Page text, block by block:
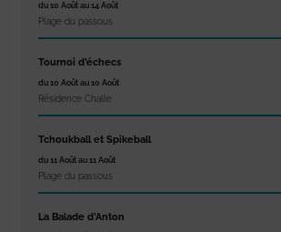
du 10 Août au 14 Août
Plage du passous
Tournoi d’échecs
du 10 Août au 10 Août
Résidence Challe
Tchoukball et Spikeball
du 11 Août au 11 Août
Plage du passous
La Balade d’Anton